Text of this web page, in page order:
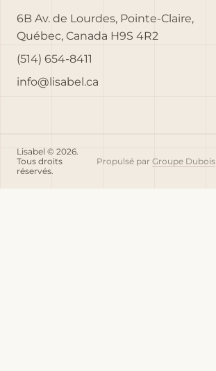
6B Av. de Lourdes, Pointe-Claire,
Québec, Canada H9S 4R2
(514) 654-8411
info@lisabel.ca
Lisabel © 2026.
Tous droits
réservés.
Propulsé par Groupe Dubois